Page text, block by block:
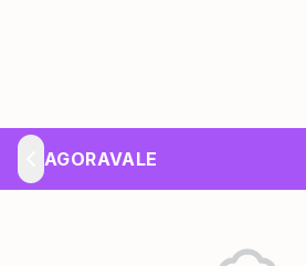
AGORAVALE